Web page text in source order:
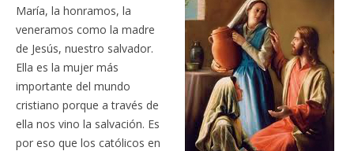
María, la honramos, la
veneramos como la madre
de Jesús, nuestro salvador.
Ella es la mujer más
importante del mundo
cristiano porque a través de
ella nos vino la salvación. Es
por eso que los católicos en